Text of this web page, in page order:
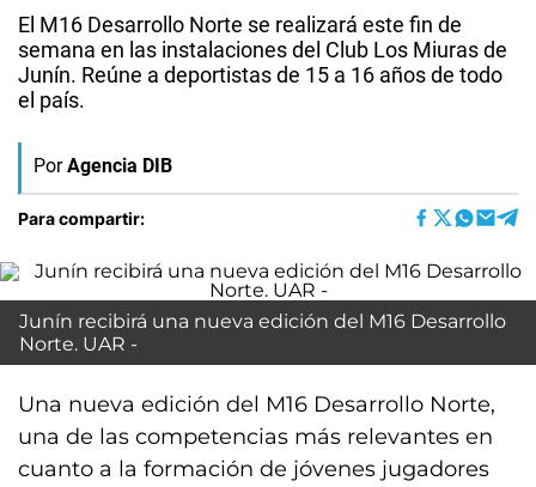
El M16 Desarrollo Norte se realizará este fin de
semana en las instalaciones del Club Los Miuras de
Junín. Reúne a deportistas de 15 a 16 años de todo
el país.
Por Agencia DIB
Para compartir:
Junín recibirá una nueva edición del M16 Desarrollo
Norte. UAR -
Una nueva edición del M16 Desarrollo Norte,
una de las competencias más relevantes en
cuanto a la formación de jóvenes jugadores